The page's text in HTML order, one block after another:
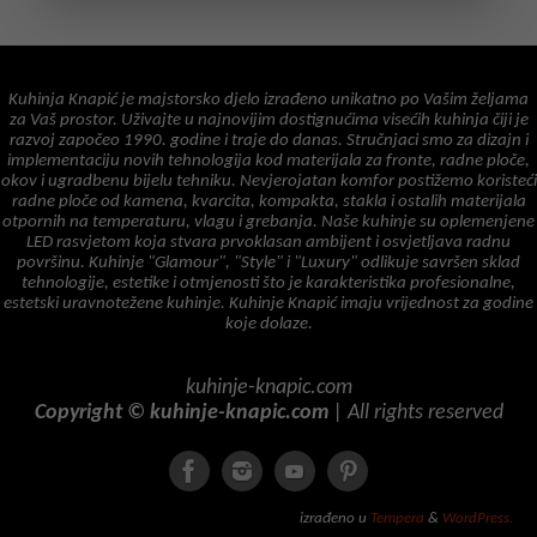
Kuhinja Knapić je majstorsko djelo izrađeno unikatno po Vašim željama
za Vaš prostor. Uživajte u najnovijim dostignućima visećih kuhinja čiji je
razvoj započeo 1990. godine i traje do danas. Stručnjaci smo za dizajn i
implementaciju novih tehnologija kod materijala za fronte, radne ploče,
okov i ugradbenu bijelu tehniku. Nevjerojatan komfor postižemo koristeći
radne ploče od kamena, kvarcita, kompakta, stakla i ostalih materijala
otpornih na temperaturu, vlagu i grebanja. Naše kuhinje su oplemenjene
LED rasvjetom koja stvara prvoklasan ambijent i osvjetljava radnu
površinu. Kuhinje "Glamour", "Style" i "Luxury" odlikuje savršen sklad
tehnologije, estetike i otmjenosti što je karakteristika profesionalne,
estetski uravnotežene kuhinje. Kuhinje Knapić imaju vrijednost za godine
koje dolaze.
kuhinje-knapic.com
Copyright © kuhinje-knapic.com| All rights reserved
izrađeno u Tempera & WordPress.